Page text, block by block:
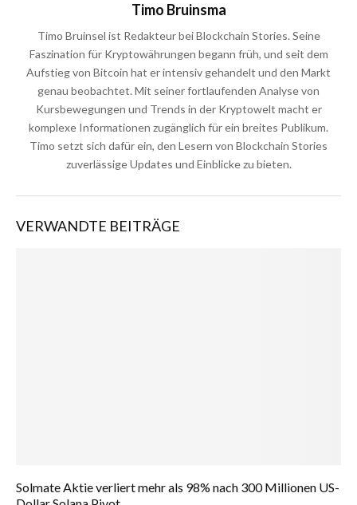
Timo Bruinsma
Timo Bruinsel ist Redakteur bei Blockchain Stories. Seine
Faszination für Kryptowährungen begann früh, und seit dem
Aufstieg von Bitcoin hat er intensiv gehandelt und den Markt
genau beobachtet. Mit seiner fortlaufenden Analyse von
Kursbewegungen und Trends in der Kryptowelt macht er
komplexe Informationen zugänglich für ein breites Publikum.
Timo setzt sich dafür ein, den Lesern von Blockchain Stories
zuverlässige Updates und Einblicke zu bieten.
VERWANDTE BEITRÄGE
Solmate Aktie verliert mehr als 98% nach 300 Millionen US-